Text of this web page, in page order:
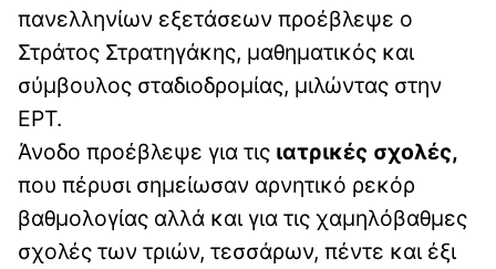
πανελληνίων εξετάσεων προέβλεψε ο
Στράτος Στρατηγάκης, μαθηματικός και
σύμβουλος σταδιοδρομίας, μιλώντας στην
ΕΡΤ.
Άνοδο προέβλεψε για τις ιατρικές σχολές,
που πέρυσι σημείωσαν αρνητικό ρεκόρ
βαθμολογίας αλλά και για τις χαμηλόβαθμες
σχολές των τριών, τεσσάρων, πέντε και έξι